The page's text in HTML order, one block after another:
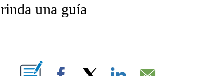
una guía
NEW PAGES ON "".